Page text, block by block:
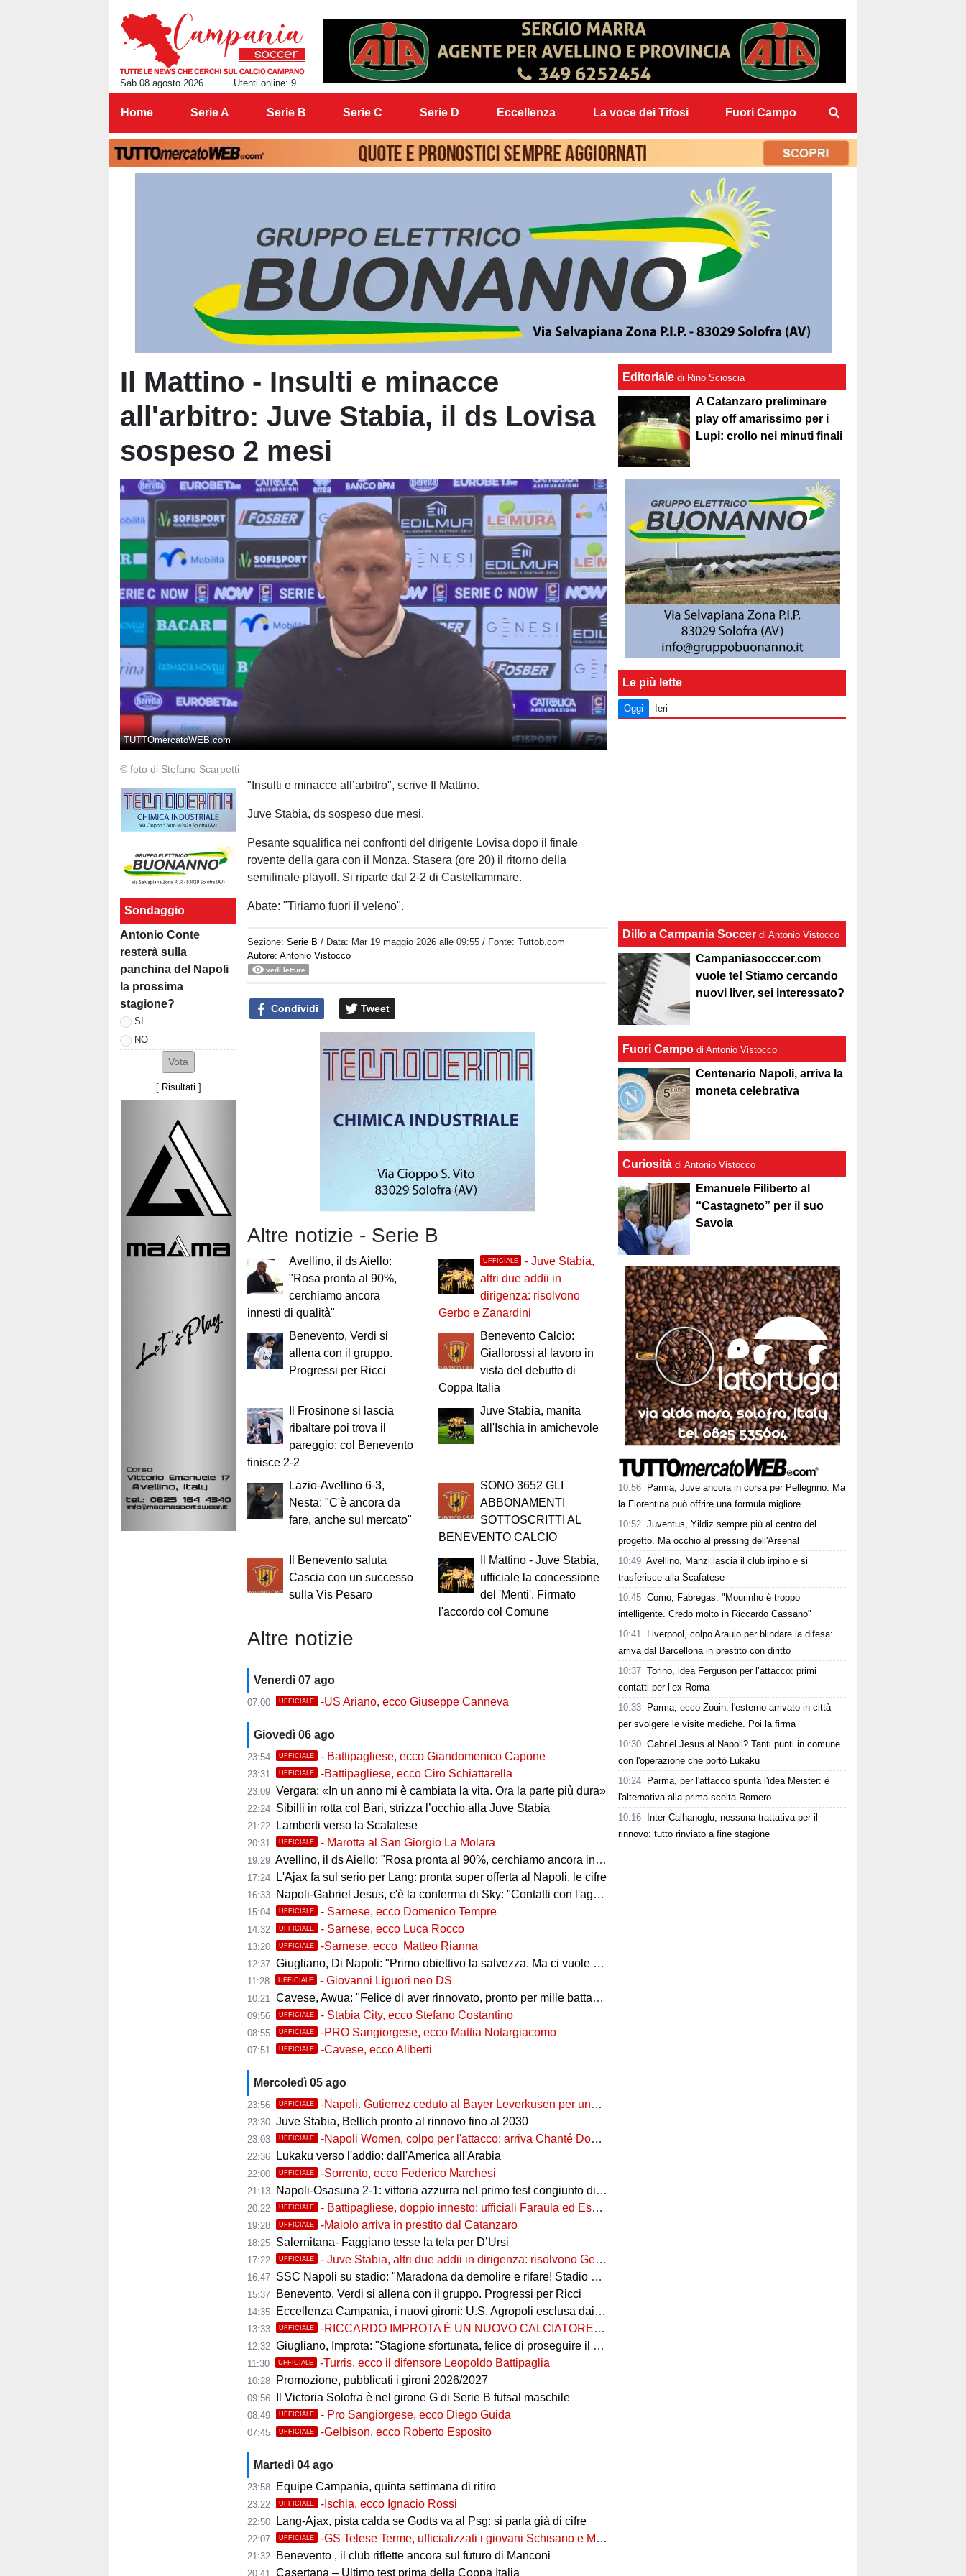
Sab 08 agosto 2026 Utenti online: 9
Home Serie A Serie B Serie C Serie D Eccellenza La voce dei Tifosi Fuori Campo
Il Mattino - Insulti e minacce
all'arbitro: Juve Stabia, il ds Lovisa
sospeso 2 mesi
TUTTOmercatoWEB.com
© foto di Stefano Scarpetti
Sondaggio
Antonio Conte
resterà sulla
panchina del Napoli
la prossima
stagione?
SI
NO
[ Risultati ]
"Insulti e minacce all’arbitro", scrive Il Mattino.
Juve Stabia, ds sospeso due mesi.
Pesante squalifica nei confronti del dirigente Lovisa dopo il finale
rovente della gara con il Monza. Stasera (ore 20) il ritorno della
semifinale playoff. Si riparte dal 2-2 di Castellammare.
Abate: "Tiriamo fuori il veleno".
Sezione:Serie B / Data: Mar 19 maggio 2026 alle 09:55 / Fonte: Tuttob.com
Autore: Antonio Vistocco
vedi letture
Condividi Tweet
Altre notizie - Serie B
Avellino, il ds Aiello:
"Rosa pronta al 90%,
cerchiamo ancora
innesti di qualità"
UFFICIALE
- Juve Stabia,
altri due addii in
dirigenza: risolvono
Gerbo e Zanardini
Benevento, Verdi si
allena con il gruppo.
Progressi per Ricci
Benevento Calcio:
Giallorossi al lavoro in
vista del debutto di
Coppa Italia
Il Frosinone si lascia
ribaltare poi trova il
pareggio: col Benevento
finisce 2-2
Juve Stabia, manita
all'Ischia in amichevole
Lazio-Avellino 6-3,
Nesta: "C'è ancora da
fare, anche sul mercato"
SONO 3652 GLI
ABBONAMENTI
SOTTOSCRITTI AL
BENEVENTO CALCIO
Il Benevento saluta
Cascia con un successo
sulla Vis Pesaro
Il Mattino - Juve Stabia,
ufficiale la concessione
del 'Menti'. Firmato
l'accordo col Comune
Altre notizie
Venerdì 07 ago
07:00 UFFICIALE -US Ariano, ecco Giuseppe Canneva
Giovedì 06 ago
23:54 UFFICIALE - Battipagliese, ecco Giandomenico Capone
23:31 UFFICIALE -Battipagliese, ecco Ciro Schiattarella
23:09 Vergara: «In un anno mi è cambiata la vita. Ora la parte più dura»
22:24 Sibilli in rotta col Bari, strizza l’occhio alla Juve Stabia
21:22 Lamberti verso la Scafatese
20:31 UFFICIALE - Marotta al San Giorgio La Molara
19:29 Avellino, il ds Aiello: "Rosa pronta al 90%, cerchiamo ancora innesti di qualità"
17:24 L'Ajax fa sul serio per Lang: pronta super offerta al Napoli, le cifre
16:33 Napoli-Gabriel Jesus, c'è la conferma di Sky: "Contatti con l'agente, i dettagli"
15:04 UFFICIALE - Sarnese, ecco Domenico Tempre
14:32 UFFICIALE - Sarnese, ecco Luca Rocco
13:20 UFFICIALE -Sarnese, ecco Matteo Rianna
12:37 Giugliano, Di Napoli: "Primo obiettivo la salvezza. Ma ci vuole ambizione"
11:28 UFFICIALE - Giovanni Liguori neo DS
10:21 Cavese, Awua: "Felice di aver rinnovato, pronto per mille battaglie"
09:56 UFFICIALE - Stabia City, ecco Stefano Costantino
08:55 UFFICIALE -PRO Sangiorgese, ecco Mattia Notargiacomo
07:51 UFFICIALE -Cavese, ecco Aliberti
Mercoledì 05 ago
23:56 UFFICIALE -Napoli. Gutierrez ceduto al Bayer Leverkusen per una cifra record
23:30 Juve Stabia, Bellich pronto al rinnovo fino al 2030
23:03 UFFICIALE -Napoli Women, colpo per l'attacco: arriva Chanté Dompig
22:36 Lukaku verso l'addio: dall'America all'Arabia
22:00 UFFICIALE -Sorrento, ecco Federico Marchesi
21:13 Napoli-Osasuna 2-1: vittoria azzurra nel primo test congiunto di Castel di Sangro
20:22 UFFICIALE - Battipagliese, doppio innesto: ufficiali Faraula ed Esposito
19:28 UFFICIALE -Maiolo arriva in prestito dal Catanzaro
18:25 Salernitana- Faggiano tesse la tela per D’Ursi
17:22 UFFICIALE - Juve Stabia, altri due addii in dirigenza: risolvono Gerbo e Zanardini
16:47 SSC Napoli su stadio: "Maradona da demolire e rifare! Stadio nuovo in ex area Q8"
15:37 Benevento, Verdi si allena con il gruppo. Progressi per Ricci
14:35 Eccellenza Campania, i nuovi gironi: U.S. Agropoli esclusa dai ripescaggi
13:33 UFFICIALE -RICCARDO IMPROTA È UN NUOVO CALCIATORE DEL GIUGLIANO
12:32 Giugliano, Improta: "Stagione sfortunata, felice di proseguire il percorso"
11:30 UFFICIALE -Turris, ecco il difensore Leopoldo Battipaglia
10:28 Promozione, pubblicati i gironi 2026/2027
09:56 Il Victoria Solofra è nel girone G di Serie B futsal maschile
08:49 UFFICIALE - Pro Sangiorgese, ecco Diego Guida
07:45 UFFICIALE -Gelbison, ecco Roberto Esposito
Martedì 04 ago
23:58 Equipe Campania, quinta settimana di ritiro
23:22 UFFICIALE -Ischia, ecco Ignacio Rossi
22:50 Lang-Ajax, pista calda se Godts va al Psg: si parla già di cifre
22:07 UFFICIALE -GS Telese Terme, ufficializzati i giovani Schisano e Miretto
21:32 Benevento , il club riflette ancora sul futuro di Manconi
20:41 Casertana – Ultimo test prima della Coppa Italia
Editoriale di Rino Scioscia
A Catanzaro preliminare
play off amarissimo per i
Lupi: crollo nei minuti finali
Le più lette
Oggi Ieri
Dillo a Campania Soccer di Antonio Vistocco
Campaniasocccer.com
vuole te! Stiamo cercando
nuovi liver, sei interessato?
Fuori Campo di Antonio Vistocco
Centenario Napoli, arriva la
moneta celebrativa
Curiosità di Antonio Vistocco
Emanuele Filiberto al
“Castagneto” per il suo
Savoia
10:56
Parma, Juve ancora in corsa per Pellegrino. Ma
la Fiorentina può offrire una formula migliore
10:52 Juventus, Yildiz sempre più al centro del
progetto. Ma occhio al pressing dell'Arsenal
10:49 Avellino, Manzi lascia il club irpino e si
trasferisce alla Scafatese
10:45 Como, Fabregas: "Mourinho è troppo
intelligente. Credo molto in Riccardo Cassano"
10:41
Liverpool, colpo Araujo per blindare la difesa:
arriva dal Barcellona in prestito con diritto
10:37 Torino, idea Ferguson per l’attacco: primi
contatti per l’ex Roma
10:33
Parma, ecco Zouin: l'esterno arrivato in città
per svolgere le visite mediche. Poi la firma
10:30 Gabriel Jesus al Napoli? Tanti punti in comune
con l'operazione che portò Lukaku
10:24
Parma, per l'attacco spunta l'idea Meister: è
l'alternativa alla prima scelta Romero
10:16
Inter-Calhanoglu, nessuna trattativa per il
rinnovo: tutto rinviato a fine stagione